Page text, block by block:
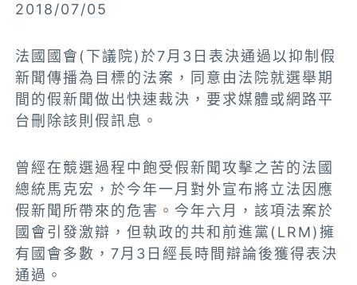
2018/07/05
法國國會(下議院)於7月3日表決通過以抑制假
新聞傳播為目標的法案，同意由法院就選舉期
間的假新聞做出快速裁決，要求媒體或網路平
台刪除該則假訊息。
曾經在競選過程中飽受假新聞攻擊之苦的法國
總統馬克宏，於今年一月對外宣布將立法因應
假新聞所帶來的危害。今年六月，該項法案於
國會引發激辯，但執政的共和前進黨(LRM)擁
有國會多數，7月3日經長時間辯論後獲得表決
通過。